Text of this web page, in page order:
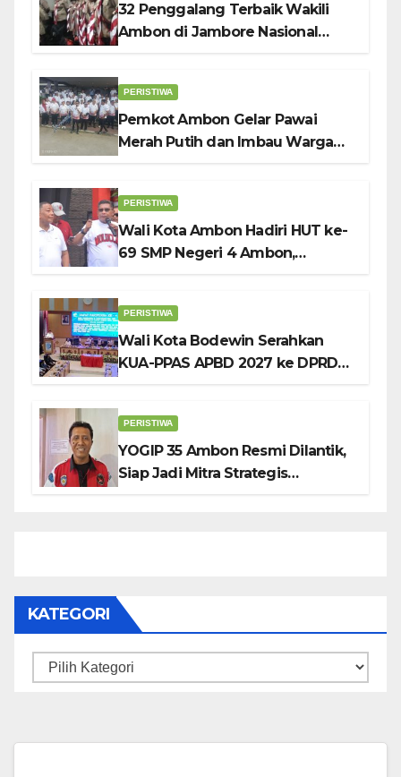
32 Penggalang Terbaik Wakili
Ambon di Jambore Nasional
PERISTIWA
Pemkot Ambon Gelar Pawai
Merah Putih dan Imbau Warga
PERISTIWA
Wali Kota Ambon Hadiri HUT ke-
69 SMP Negeri 4 Ambon,
PERISTIWA
Wali Kota Bodewin Serahkan
KUA-PPAS APBD 2027 ke DPRD
PERISTIWA
YOGIP 35 Ambon Resmi Dilantik,
Siap Jadi Mitra Strategis
KATEGORI
Kategori